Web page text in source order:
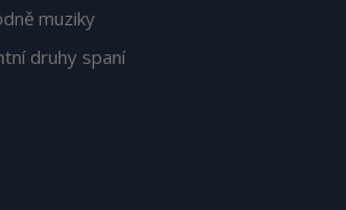
muziky
druhy spaní